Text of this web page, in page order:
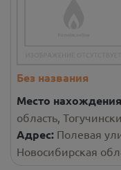
Без названия
Место
область,
Адрес: Полевая
Новосибирская